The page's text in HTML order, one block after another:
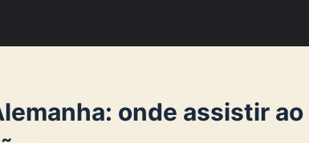
onde assistir